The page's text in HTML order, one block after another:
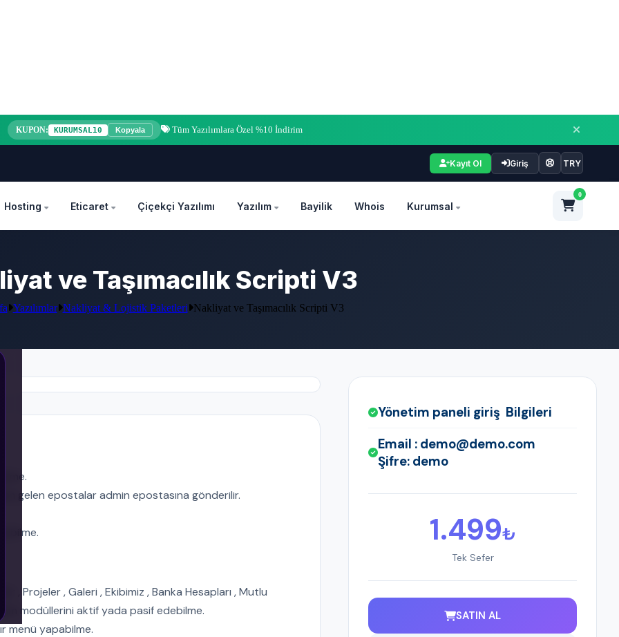
KUPON: KURUMSAL10 Kopyala Tüm Yazılımlara Özel %10 İndirim
Kayıt Ol Giriş TRY
Hosting Eticaret Çiçekçi Yazılımı Yazılım Bayilik Whois Kurumsal
0
ve Taşımacılık Scripti V3
Yazılımlar Nakliyat & Lojistik Paketleri Nakliyat ve Taşımacılık Scripti V3
gelen epostalar admin epostasına gönderilir.
, Projeler , Galeri , Ekibimiz , Banka Hesapları , Mutlu
modüllerini aktif yada pasif edebilme.
menü yapabilme.
Yönetim paneli giriş Bilgileri
Email : demo@demo.com
Şifre: demo
1.499₺
Tek Sefer
SATIN AL